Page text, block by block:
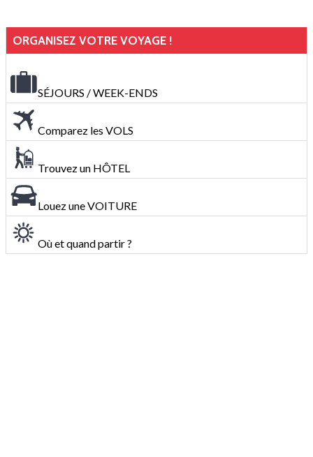
ORGANISEZ VOTRE VOYAGE !
SÉJOURS / WEEK-ENDS
Comparez les VOLS
Trouvez un HÔTEL
Louez une VOITURE
Où et quand partir ?